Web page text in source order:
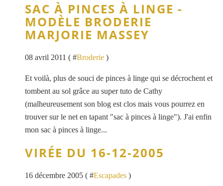
SAC À PINCES À LINGE -
MODÈLE BRODERIE
MARJORIE MASSEY
08 avril 2011 ( #Broderie )
Et voilà, plus de souci de pinces à linge qui se décrochent et
tombent au sol grâce au super tuto de Cathy
(malheureusement son blog est clos mais vous pourrez en
trouver sur le net en tapant "sac à pinces à linge"). J'ai enfin
mon sac à pinces à linge...
VIRÉE DU 16-12-2005
16 décembre 2005 ( #Escapades )